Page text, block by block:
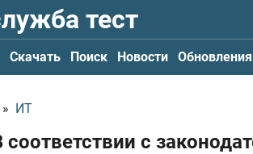
тест
Скачать Поиск Новости Обновления
» ИТ
соответствии с